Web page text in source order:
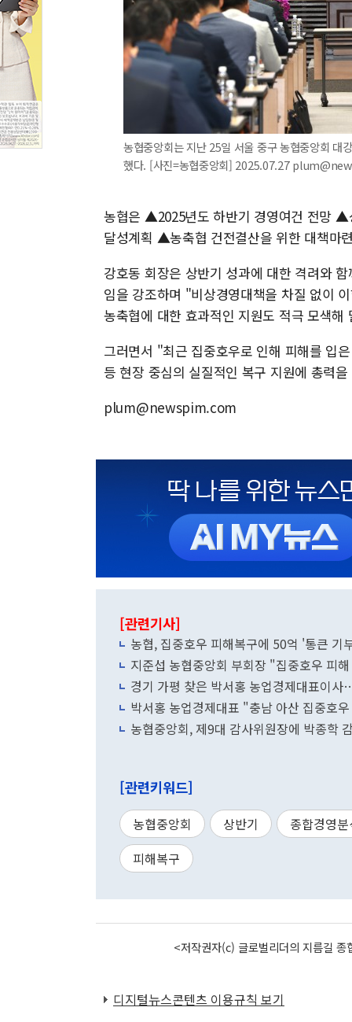
농협중앙회는 지난 25일 서울 중구 농협중앙회 대
했다. [사진=농협중앙회] 2025.07.27
농협은 ▲2025년도 하반기 경영여건 전망
달성계획 ▲농축협 건전결산을 위한 대책마
강호동 회장은 상반기 성과에 대한 격려와
임을 강조하며 "비상경영대책을 차질 없이
농축협에 대한 효과적인 지원도 적극 모색해
그러면서 "최근 집중호우로 인해 피해를 입
등 현장 중심의 실질적인 복구 지원에 총력
plum@newspim.com
[관련기사]
농협, 집중호우 피해복구에 50억 '통큰 기
지준섭 농협중앙회 부회장 "집중호우 피
경기 가평 찾은 박서홍 농업경제대표이
박서홍 농업경제대표 "충남 아산 집중호
농협중앙회, 제9대 감사위원장에 박종학
[관련키워드]
농협중앙회 상반기
종합경영
피해복구
<저작권자(c) 글로벌리더의 지름길
디지털뉴스콘텐츠 이용규칙 보기